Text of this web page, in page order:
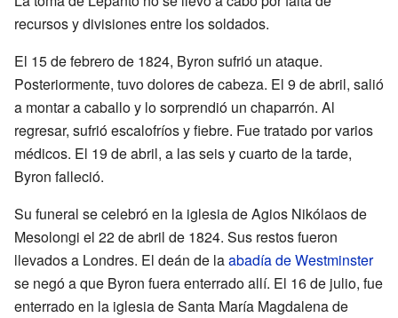
recursos y divisiones entre los soldados.
El 15 de febrero de 1824, Byron sufrió un ataque.
Posteriormente, tuvo dolores de cabeza. El 9 de abril, salió
a montar a caballo y lo sorprendió un chaparrón. Al
regresar, sufrió escalofríos y fiebre. Fue tratado por varios
médicos. El 19 de abril, a las seis y cuarto de la tarde,
Byron falleció.
Su funeral se celebró en la iglesia de Agios Nikólaos de
Mesolongi el 22 de abril de 1824. Sus restos fueron
llevados a Londres. El deán de laabadía de Westminster
se negó a que Byron fuera enterrado allí. El 16 de julio, fue
enterrado en la iglesia de Santa María Magdalena de